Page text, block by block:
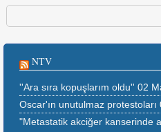
NTV
''Ara sıra kopuşlarım oldu'' 02
Oscar'ın unutulmaz protestoları
"Metastatik akciğer kanserinde